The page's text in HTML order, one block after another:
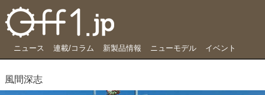
ニュース 連載/コラム 新製品情報 ニューモデル イベント
風間深志